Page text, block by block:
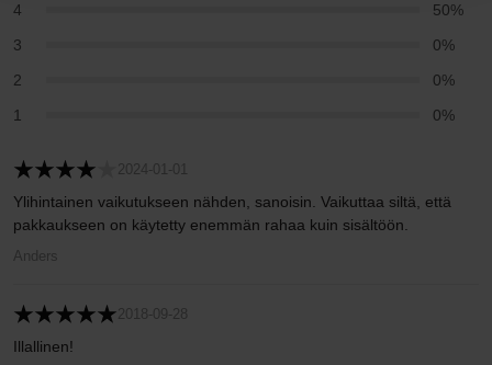
4
50%
3
0%
2
0%
1
0%
2024-01-01
Ylihintainen vaikutukseen nähden, sanoisin. Vaikuttaa siltä, että
pakkaukseen on käytetty enemmän rahaa kuin sisältöön.
Anders
2018-09-28
Illallinen!